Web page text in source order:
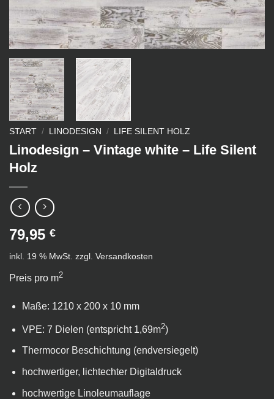
START / LINODESIGN / LIFE SILENT HOLZ
Linodesign – Vintage white – Life Silent
Holz
79,95 €
inkl. 19 % MwSt. zzgl. Versandkosten
Preis pro m2
Maße: 1210 x 200 x 10 mm
VPE: 7 Dielen (entspricht 1,69m2)
Thermocor Beschichtung (endversiegelt)
hochwertiger, lichtechter Digitaldruck
hochwertige Linoleumauflage